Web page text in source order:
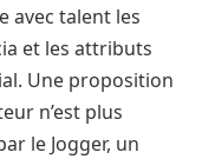
avec talent les
et les attributs
Une proposition
n’est plus
le Jogger, un